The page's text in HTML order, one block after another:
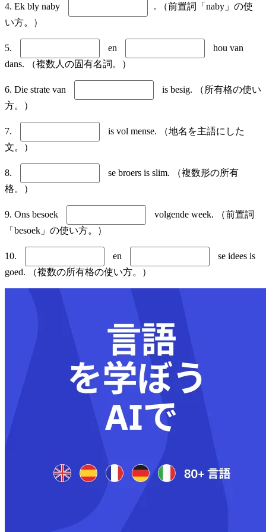
4. Ek bly naby
. （前置詞「naby」の使
い方。）
5. en
hou van
dans. （複数人の固有名詞。）
6. Die strate van
is besig. （所有格の使い
方。）
7.
is vol mense. （地名を主語にした
文。）
8.
se broers is slim. （複数形の所有
格。）
9. Ons besoek
volgende week. （前置詞
「besoek」の使い方。）
10. en
se idees is
goed. （複数の所有格の使い方。）